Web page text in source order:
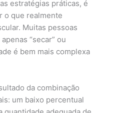
estratégias práticas, é
o que realmente
Muitas pessoas
“secar” ou
é bem mais complexa
da combinação
um baixo percentual